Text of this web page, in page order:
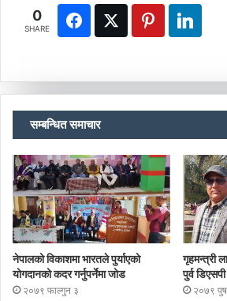
0
SHARE
सम्बन्धित समाचार
नेपालको विकाशमा भारतले पुर्याएको
योगदानको कदर गर्नुपर्नेमा जोड
२०७९ फाल्गुन ३
गृहमन्त्री
पुर्व
२०७९